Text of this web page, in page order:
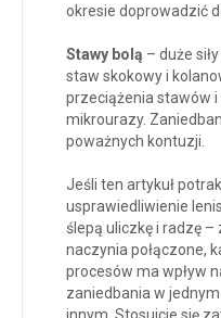
okresie doprowadzić
Stawy bolą – duże
staw skokowy i
przeciążenia stawów i
mikrourazy.
poważnych kontuzji.
Jeśli ten artykuł
usprawiedliwienie
ślepą uliczkę i radzę
naczynia połączone,
procesów ma wpływ
zaniedbania w